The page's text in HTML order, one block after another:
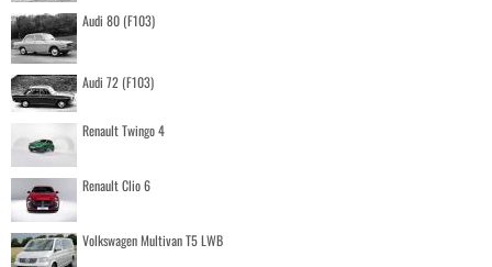
Audi 80 (F103)
Audi 72 (F103)
Renault Twingo 4
Renault Clio 6
Volkswagen Multivan T5 LWB